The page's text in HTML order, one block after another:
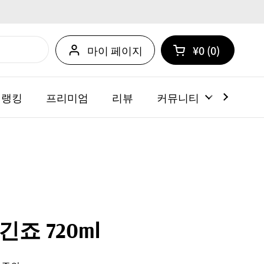
마이 페이지 카트 열기
쇼핑 카트 총계:
¥0 0
카트 내에 제품
킹 프리미엄 리뷰 커뮤니티
죠 720ml